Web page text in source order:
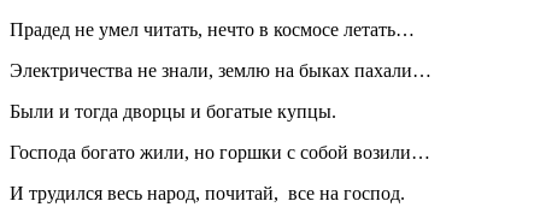
Прадед не умел читать, нечто в космосе летать…
Электричества не знали, землю на быках пахали…
Были и тогда дворцы и богатые купцы.
Господа богато жили, но горшки с собой возили…
И трудился весь народ, почитай, все на господ.